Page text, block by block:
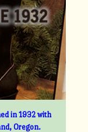
in 1932 with
Oregon.